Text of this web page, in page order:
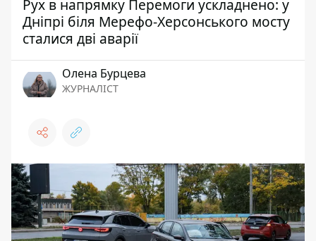
Рух в напрямку Перемоги ускладнено: у
Дніпрі біля Мерефо-Херсонського мосту
сталися дві аварії
Олена Бурцева
ЖУРНАЛІСТ